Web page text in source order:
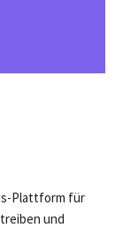
Plattform für
und